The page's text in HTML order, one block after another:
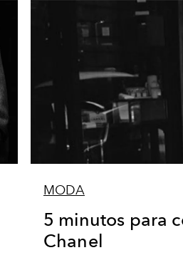
MODA
5 minutos para
Chanel